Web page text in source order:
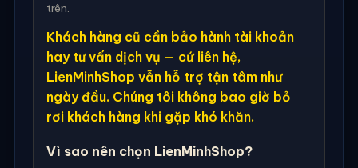
trên.
Khách hàng cũ cần bảo hành tài khoản
hay tư vấn dịch vụ — cứ liên hệ,
LienMinhShop vẫn hỗ trợ tận tâm như
ngày đầu. Chúng tôi không bao giờ bỏ
rơi khách hàng khi gặp khó khăn.
Vì sao nên chọn LienMinhShop?